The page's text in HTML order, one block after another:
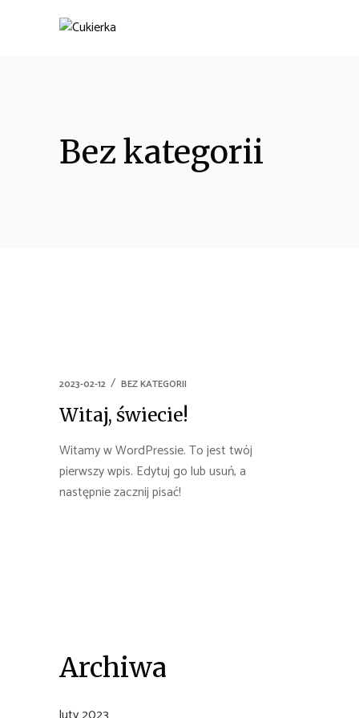
Bez kategorii
2023-02-12 BEZ KATEGORII
Witaj, świecie!
Witamy w WordPressie. To jest twój
pierwszy wpis. Edytuj go lub usuń, a
następnie zacznij pisać!
Archiwa